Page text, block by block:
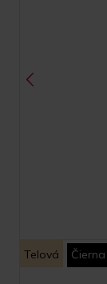
Telová Čierna